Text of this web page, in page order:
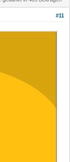
#11